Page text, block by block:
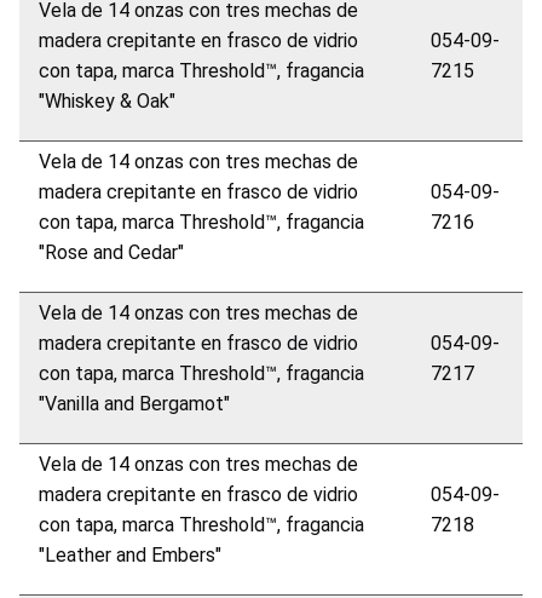
Vela de 14 onzas con tres mechas de
madera crepitante en frasco de vidrio
con tapa, marca Threshold™, fragancia
"Whiskey & Oak"
054-09-
7215
Vela de 14 onzas con tres mechas de
madera crepitante en frasco de vidrio
con tapa, marca Threshold™, fragancia
"Rose and Cedar"
054-09-
7216
Vela de 14 onzas con tres mechas de
madera crepitante en frasco de vidrio
con tapa, marca Threshold™, fragancia
"Vanilla and Bergamot"
054-09-
7217
Vela de 14 onzas con tres mechas de
madera crepitante en frasco de vidrio
con tapa, marca Threshold™, fragancia
"Leather and Embers"
054-09-
7218